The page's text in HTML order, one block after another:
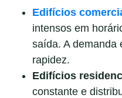
Edifícios
intensos em
saída. A demanda
rapidez.
Edifícios
constante e